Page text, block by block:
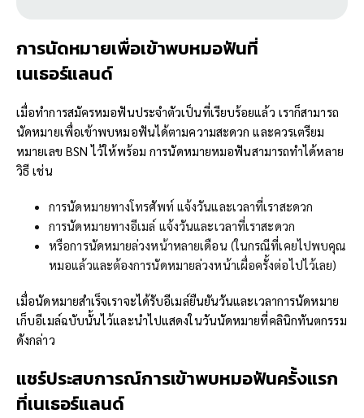
การนัดหมายเพื่อเข้าพบหมอฟันที่
เนเธอร์แลนด์
เมื่อทำการสมัครหมอฟันประจำตัวเป็นที่เรียบร้อยแล้ว เราก็สามารถ
นัดหมายเพื่อเข้าพบหมอฟันได้ตามความสะดวก และควรเตรียม
หมายเลข BSN ไว้ให้พร้อม การนัดหมายหมอฟันสามารถทำได้หลาย
วิธี เช่น
การนัดหมายทางโทรศัพท์ แจ้งวันและเวลาที่เราสะดวก
การนัดหมายทางอีเมล์ แจ้งวันและเวลาที่เราสะดวก
หรือการนัดหมายล่วงหน้าหลายเดือน (ในกรณีที่เคยไปพบคุณ
หมอแล้วและต้องการนัดหมายล่วงหน้าเผื่อครั้งต่อไปไว้เลย)
เมื่อนัดหมายสำเร็จเราจะได้รับอีเมล์ยืนยันวันและเวลาการนัดหมาย
เก็บอีเมล์ฉบับนั้นไว้และนำไปแสดงในวันนัดหมายที่คลินิกทันตกรรม
ดังกล่าว
แชร์ประสบการณ์การเข้าพบหมอฟันครั้งแรก
ที่เนเธอร์แลนด์